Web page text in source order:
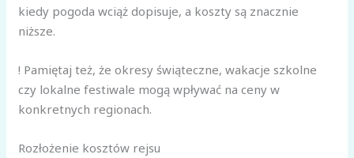
kiedy pogoda wciąż dopisuje, a koszty są znacznie
niższe.
! Pamiętaj też, że okresy świąteczne, wakacje szkolne
czy lokalne festiwale mogą wpływać na ceny w
konkretnych regionach.
Rozłożenie kosztów rejsu